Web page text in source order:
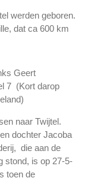
werden geboren.
dat ca 600 km
Geert
7 (Kort darop
naar Twijtel.
dochter Jacoba
die aan de
stond, is op 27-5-
toen de